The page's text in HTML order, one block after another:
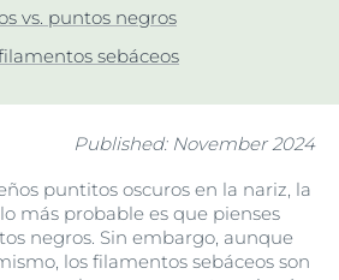
vs. puntos negros
sebáceos
Published: November 2024
puntitos oscuros en la nariz, la
más probable es que pienses
negros. Sin embargo, aunque
los filamentos sebáceos son